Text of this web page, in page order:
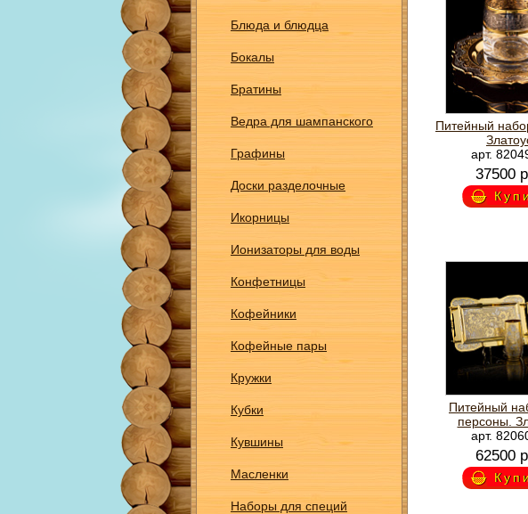
Блюда и блюдца
Бокалы
Братины
Ведра для шампанского
Графины
Доски разделочные
Икорницы
Ионизаторы для воды
Конфетницы
Кофейники
Кофейные пары
Кружки
Кубки
Кувшины
Масленки
Наборы для специй
Питейный
арт.
37500
Питейный
персоны.
арт.
62500